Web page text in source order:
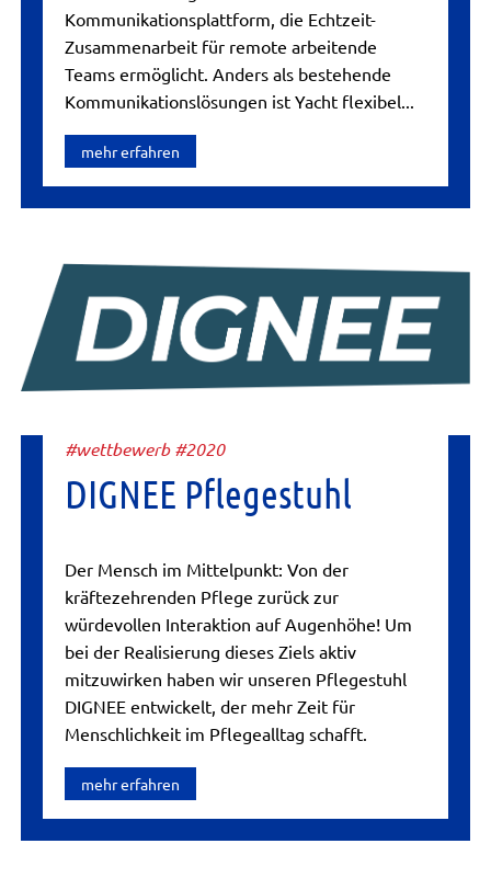
Kommunikationsplattform, die Echtzeit-
Zusammenarbeit für remote arbeitende
Teams ermöglicht. Anders als bestehende
Kommunikationslösungen ist Yacht flexibel...
mehr erfahren
#wettbewerb #2020
DIGNEE Pflegestuhl
Der Mensch im Mittelpunkt: Von der
kräftezehrenden Pflege zurück zur
würdevollen Interaktion auf Augenhöhe! Um
bei der Realisierung dieses Ziels aktiv
mitzuwirken haben wir unseren Pflegestuhl
DIGNEE entwickelt, der mehr Zeit für
Menschlichkeit im Pflegealltag schafft.
mehr erfahren